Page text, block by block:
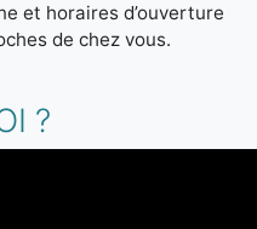
et horaires d’ouverture
de chez vous.
?